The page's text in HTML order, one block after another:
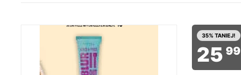
35% TANIEJ!
25 99